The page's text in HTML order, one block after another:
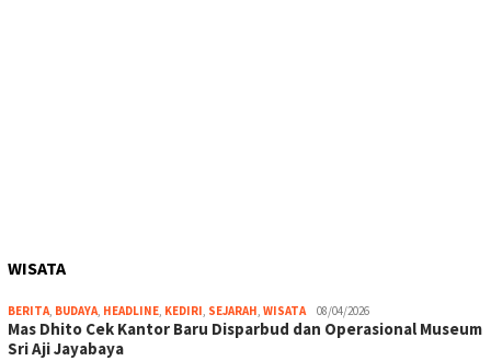
WISATA
BERITA, BUDAYA, HEADLINE, KEDIRI, SEJARAH, WISATA 08/04/2026
Mas Dhito Cek Kantor Baru Disparbud dan Operasional Museum
Sri Aji Jayabaya